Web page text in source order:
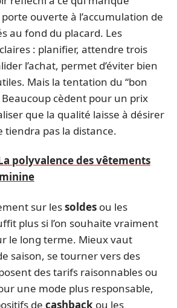
ouverte à l’accumulation de
au fond du placard. Les
: planifier, attendre trois
l’achat, permet d’éviter bien
Mais la tentation du “bon
cèdent pour un prix
que la qualité laisse à désirer
tiendra pas la distance.
polyvalence des vêtements
sur lessoldes ou les
plus si l’on souhaite vraiment
le long terme. Mieux vaut
saison, se tourner vers des
des tarifs raisonnables ou
une mode plus responsable,
de cashback ou les